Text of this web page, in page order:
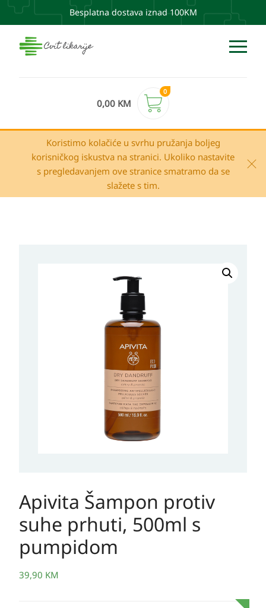
Besplatna dostava iznad 100KM
0,00 KM
0
Koristimo kolačiće u svrhu pružanja boljeg
korisničkog iskustva na stranici. Ukoliko nastavite
s pregledavanjem ove stranice smatramo da se
slažete s tim.
Apivita Šampon protiv
suhe prhuti, 500ml s
pumpidom
39,90 KM